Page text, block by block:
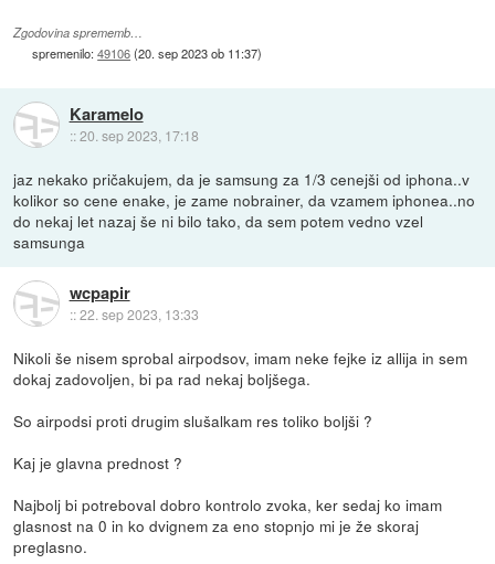
Zgodovina sprememb…
spremenilo:49106(20. sep 2023 ob 11:37)
Karamelo
::20. sep 2023, 17:18
jaz nekako pričakujem, da je samsung za 1/3 cenejši od iphona..v
kolikor so cene enake, je zame nobrainer, da vzamem iphonea..no
do nekaj let nazaj še ni bilo tako, da sem potem vedno vzel
samsunga
wcpapir
::22. sep 2023, 13:33
Nikoli še nisem sprobal airpodsov, imam neke fejke iz allija in sem
dokaj zadovoljen, bi pa rad nekaj boljšega.
So airpodsi proti drugim slušalkam res toliko boljši ?
Kaj je glavna prednost ?
Najbolj bi potreboval dobro kontrolo zvoka, ker sedaj ko imam
glasnost na 0 in ko dvignem za eno stopnjo mi je že skoraj
preglasno.